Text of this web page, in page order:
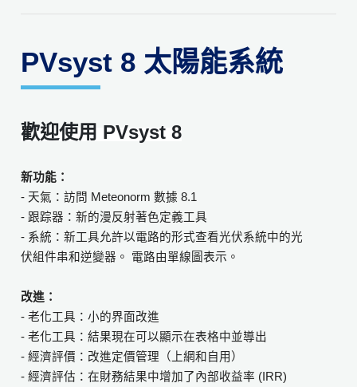
PVsyst 8 太陽能系統
歡迎使用 PVsyst 8
新功能：
- 天氣：訪問 Meteonorm 數據 8.1
- 跟踪器：新的漫反射著色定義工具
- 系統：新工具允許以電路的形式查看光伏系統中的光
伏組件串和逆變器。 電路由單線圖表示。
改進：
- 老化工具：小的界面改進
- 老化工具：結果現在可以顯示在表格中並導出
- 經濟評價：改進定價管理（上網和自用）
- 經濟評估：在財務結果中增加了內部收益率 (IRR)